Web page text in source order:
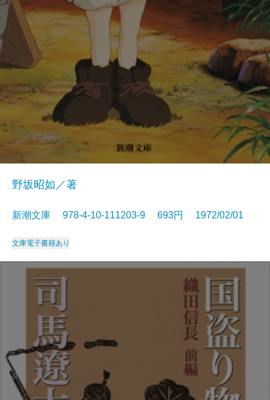
野坂昭如／著
新潮文庫 978-4-10-111203-9 693円 1972/02/01
文庫電子書籍あり